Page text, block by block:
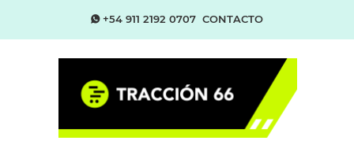
+54 911 2192 0707 CONTACTO